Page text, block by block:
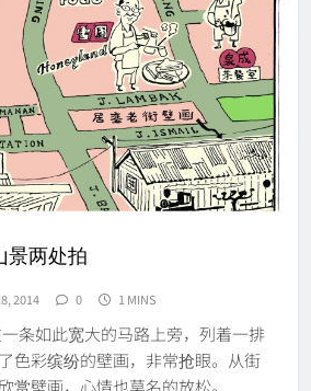
景两处拍
2014 0 1 MINS
条如此宽大的马路上旁，列着一排
色彩缤纷的壁画，非常抢眼。从街
赏壁画，心情也莫名的放松。